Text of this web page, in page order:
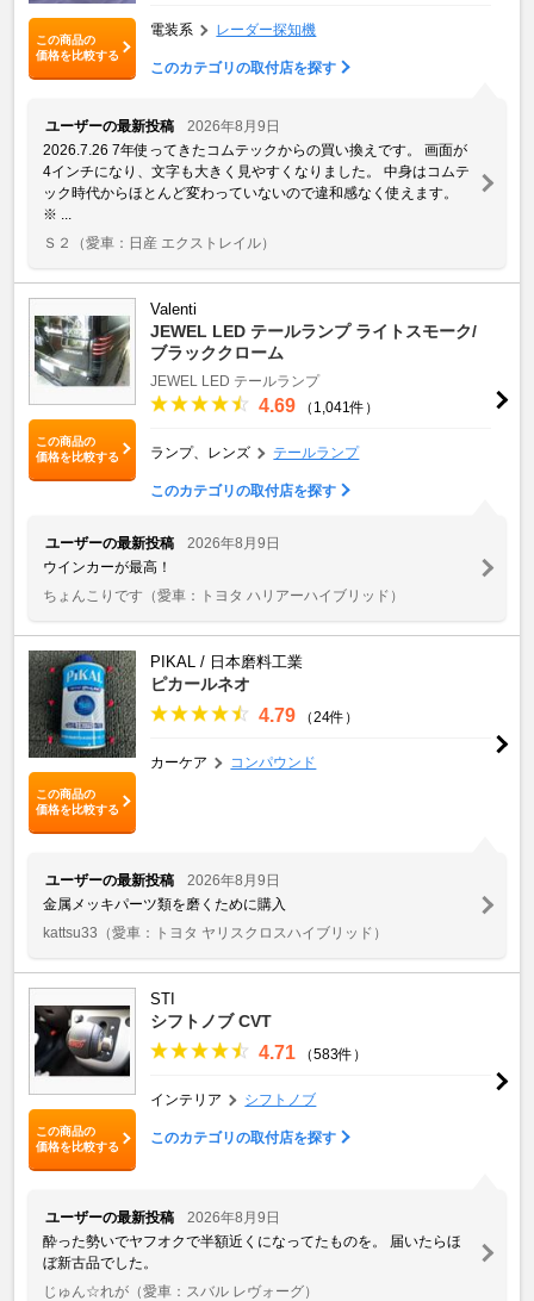
この商品の
価格を比較する
電装系 レーダー探知機
このカテゴリの取付店を探す
ユーザーの最新投稿
2026年8月9日
2026.7.26 7年使ってきたコムテックからの買い換えです。 画面が
4インチになり、文字も大きく見やすくなりました。 中身はコムテ
ック時代からほとんど変わっていないので違和感なく使えます。
※ ...
Ｓ２
（愛車：日産 エクストレイル）
この商品の
価格を比較する
Valenti
JEWEL LED テールランプ ライトスモーク/
ブラッククローム
JEWEL LED テールランプ
4.69 （1,041件）
ランプ、レンズ テールランプ
このカテゴリの取付店を探す
ユーザーの最新投稿
2026年8月9日
ウインカーが最高！
ちょんこりです （愛車：トヨタ ハリアーハイブリッド）
この商品の
価格を比較する
PIKAL / 日本磨料工業
ピカールネオ
4.79 （24件）
カーケア コンパウンド
ユーザーの最新投稿
2026年8月9日
金属メッキパーツ類を磨くために購入
kattsu33 （愛車：トヨタ ヤリスクロスハイブリッド）
この商品の
価格を比較する
STI
シフトノブ CVT
4.71 （583件）
インテリア シフトノブ
このカテゴリの取付店を探す
ユーザーの最新投稿
2026年8月9日
酔った勢いでヤフオクで半額近くになってたものを。 届いたらほ
ぼ新古品でした。
じゅん☆れが （愛車：スバル レヴォーグ）